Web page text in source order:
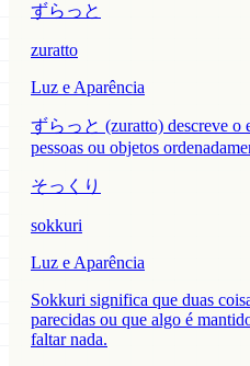
ずらっと
zuratto
Luz e Aparência
ずらっと (zuratto) descreve o
pessoas ou objetos
そっくり
sokkuri
Luz e Aparência
Sokkuri significa que duas
parecidas ou que algo é
faltar nada.